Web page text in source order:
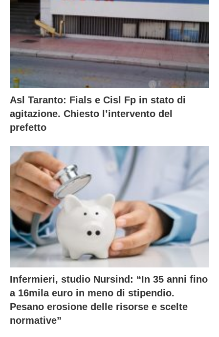
Asl Taranto: Fials e Cisl Fp in stato di
agitazione. Chiesto l’intervento del
prefetto
Infermieri, studio Nursind: “In 35 anni fino
a 16mila euro in meno di stipendio.
Pesano erosione delle risorse e scelte
normative”